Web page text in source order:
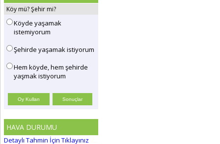
Köy mü? Şehir mi?
Köyde yaşamak
istemiyorum
Şehirde yaşamak istiyorum
Hem köyde, hem şehirde
yaşmak istiyorum
HAVA DURUMU
Detaylı Tahmin İçin Tıklayınız